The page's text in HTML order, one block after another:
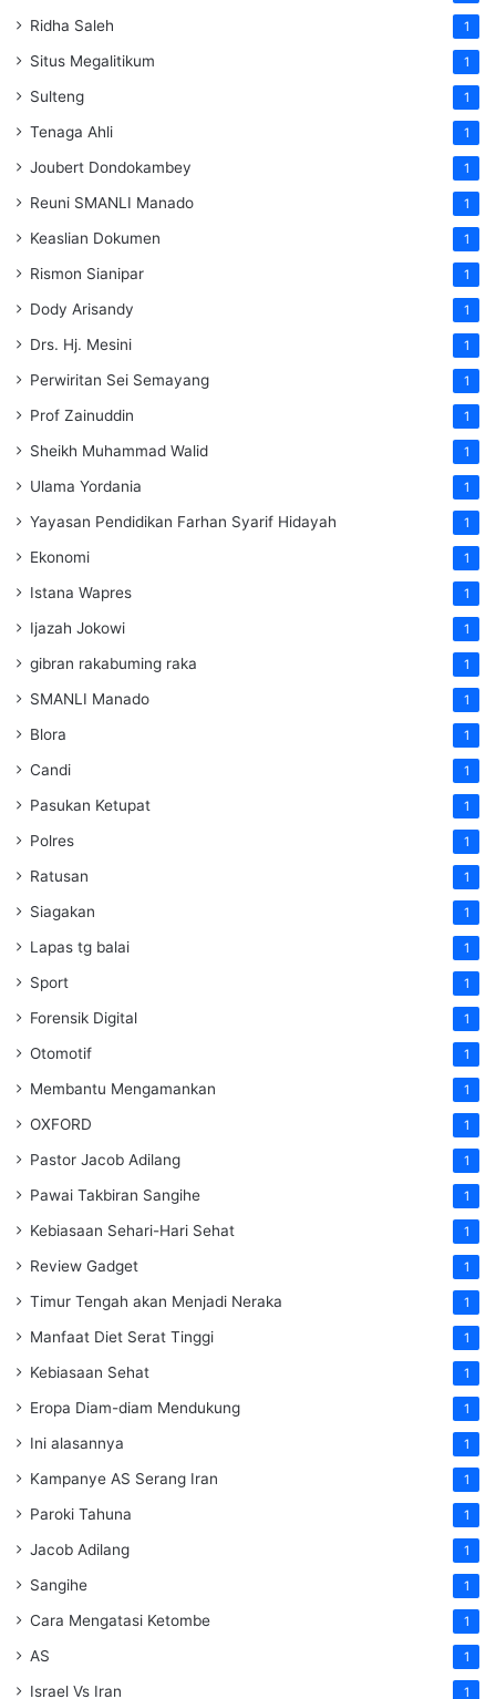
Ridha Saleh 1
Situs Megalitikum 1
Sulteng 1
Tenaga Ahli 1
Joubert Dondokambey 1
Reuni SMANLI Manado 1
Keaslian Dokumen 1
Rismon Sianipar 1
Dody Arisandy 1
Drs. Hj. Mesini 1
Perwiritan Sei Semayang 1
Prof Zainuddin 1
Sheikh Muhammad Walid 1
Ulama Yordania 1
Yayasan Pendidikan Farhan Syarif Hidayah 1
Ekonomi 1
Istana Wapres 1
Ijazah Jokowi 1
gibran rakabuming raka 1
SMANLI Manado 1
Blora 1
Candi 1
Pasukan Ketupat 1
Polres 1
Ratusan 1
Siagakan 1
Lapas tg balai 1
Sport 1
Forensik Digital 1
Otomotif 1
Membantu Mengamankan 1
OXFORD 1
Pastor Jacob Adilang 1
Pawai Takbiran Sangihe 1
Kebiasaan Sehari-Hari Sehat 1
Review Gadget 1
Timur Tengah akan Menjadi Neraka 1
Manfaat Diet Serat Tinggi 1
Kebiasaan Sehat 1
Eropa Diam-diam Mendukung 1
Ini alasannya 1
Kampanye AS Serang Iran 1
Paroki Tahuna 1
Jacob Adilang 1
Sangihe 1
Cara Mengatasi Ketombe 1
AS 1
Israel Vs Iran 1